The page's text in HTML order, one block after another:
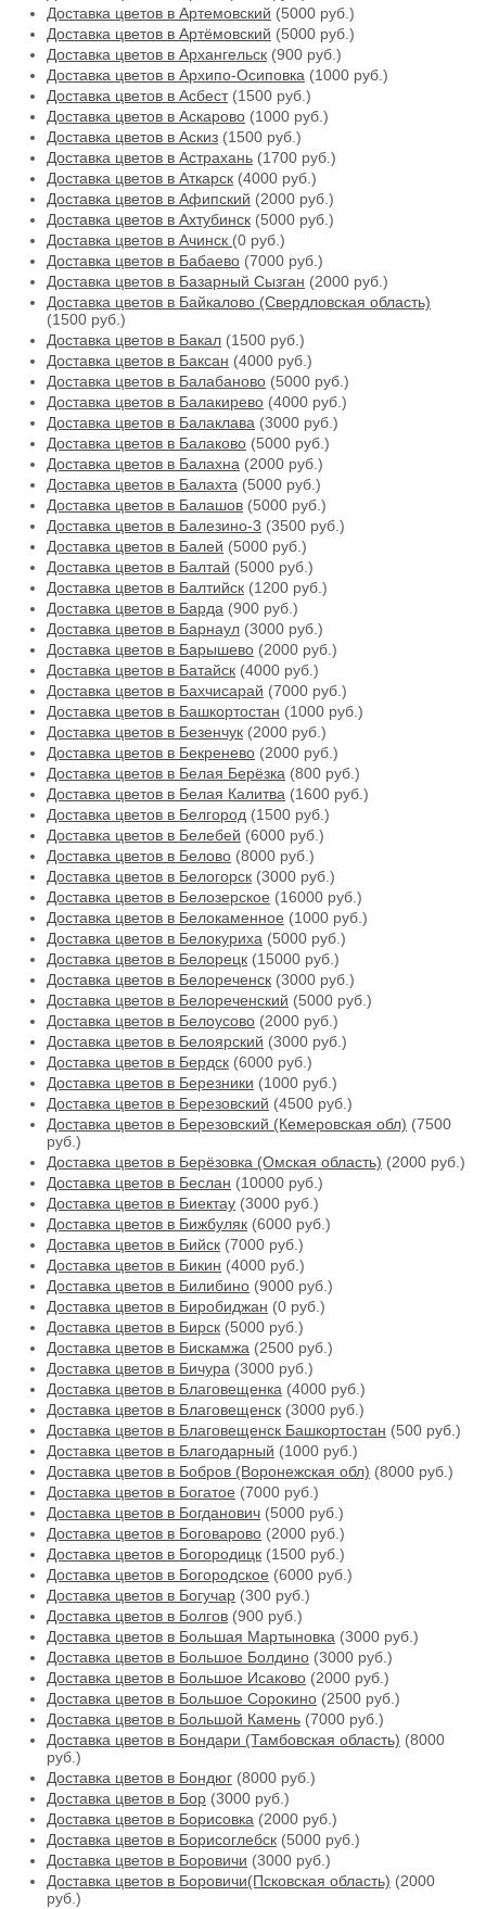
Доставка цветов в Артемовский (5000 руб.)
Доставка цветов в Артёмовский (5000 руб.)
Доставка цветов в Архангельск (900 руб.)
Доставка цветов в Архипо-Осиповка (1000 руб.)
Доставка цветов в Асбест(1500 руб.)
Доставка цветов в Аскарово (1000 руб.)
Доставка цветов в Аскиз (1500 руб.)
Доставка цветов в Астрахань (1700 руб.)
Доставка цветов в Аткарск (4000 руб.)
Доставка цветов в Афипский (2000 руб.)
Доставка цветов в Ахтубинск (5000 руб.)
Доставка цветов в Ачинск (0 руб.)
Доставка цветов в Бабаево (7000 руб.)
Доставка цветов в Базарный Сызган (2000 руб.)
Доставка цветов в Байкалово (Свердловская область)
(1500 руб.)
Доставка цветов в Бакал (1500 руб.)
Доставка цветов в Баксан (4000 руб.)
Доставка цветов в Балабаново (5000 руб.)
Доставка цветов в Балакирево (4000 руб.)
Доставка цветов в Балаклава (3000 руб.)
Доставка цветов в Балаково (5000 руб.)
Доставка цветов в Балахна (2000 руб.)
Доставка цветов в Балахта (5000 руб.)
Доставка цветов в Балашов (5000 руб.)
Доставка цветов в Балезино-3 (3500 руб.)
Доставка цветов в Балей (5000 руб.)
Доставка цветов в Балтай (5000 руб.)
Доставка цветов в Балтийск (1200 руб.)
Доставка цветов в Барда (900 руб.)
Доставка цветов в Барнаул (3000 руб.)
Доставка цветов в Барышево (2000 руб.)
Доставка цветов в Батайск (4000 руб.)
Доставка цветов в Бахчисарай (7000 руб.)
Доставка цветов в Башкортостан (1000 руб.)
Доставка цветов в Безенчук (2000 руб.)
Доставка цветов в Бекренево (2000 руб.)
Доставка цветов в Белая Берёзка (800 руб.)
Доставка цветов в Белая Калитва (1600 руб.)
Доставка цветов в Белгород (1500 руб.)
Доставка цветов в Белебей (6000 руб.)
Доставка цветов в Белово (8000 руб.)
Доставка цветов в Белогорск (3000 руб.)
Доставка цветов в Белозерское (16000 руб.)
Доставка цветов в Белокаменное (1000 руб.)
Доставка цветов в Белокуриха (5000 руб.)
Доставка цветов в Белорецк (15000 руб.)
Доставка цветов в Белореченск (3000 руб.)
Доставка цветов в Белореченский (5000 руб.)
Доставка цветов в Белоусово (2000 руб.)
Доставка цветов в Белоярский (3000 руб.)
Доставка цветов в Бердск (6000 руб.)
Доставка цветов в Березники (1000 руб.)
Доставка цветов в Березовский (4500 руб.)
Доставка цветов в Березовский (Кемеровская обл) (7500
руб.)
Доставка цветов в Берёзовка (Омская область) (2000 руб.)
Доставка цветов в Беслан (10000 руб.)
Доставка цветов в Биектау (3000 руб.)
Доставка цветов в Бижбуляк (6000 руб.)
Доставка цветов в Бийск (7000 руб.)
Доставка цветов в Бикин (4000 руб.)
Доставка цветов в Билибино (9000 руб.)
Доставка цветов в Биробиджан (0 руб.)
Доставка цветов в Бирск (5000 руб.)
Доставка цветов в Бискамжа (2500 руб.)
Доставка цветов в Бичура (3000 руб.)
Доставка цветов в Благовещенка (4000 руб.)
Доставка цветов в Благовещенск (3000 руб.)
Доставка цветов в Благовещенск Башкортостан (500 руб.)
Доставка цветов в Благодарный (1000 руб.)
Доставка цветов в Бобров (Воронежская обл) (8000 руб.)
Доставка цветов в Богатое (7000 руб.)
Доставка цветов в Богданович (5000 руб.)
Доставка цветов в Боговарово (2000 руб.)
Доставка цветов в Богородицк (1500 руб.)
Доставка цветов в Богородское (6000 руб.)
Доставка цветов в Богучар (300 руб.)
Доставка цветов в Болгов (900 руб.)
Доставка цветов в Большая Мартыновка (3000 руб.)
Доставка цветов в Большое Болдино (3000 руб.)
Доставка цветов в Большое Исаково (2000 руб.)
Доставка цветов в Большое Сорокино (2500 руб.)
Доставка цветов в Большой Камень (7000 руб.)
Доставка цветов в Бондари (Тамбовская область) (8000
руб.)
Доставка цветов в Бондюг (8000 руб.)
Доставка цветов в Бор (3000 руб.)
Доставка цветов в Борисовка (2000 руб.)
Доставка цветов в Борисоглебск (5000 руб.)
Доставка цветов в Боровичи (3000 руб.)
Доставка цветов в Боровичи(Псковская область) (2000
руб.)